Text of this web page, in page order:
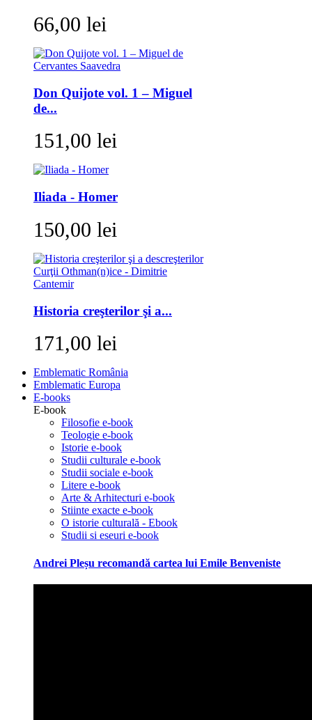
66,00 lei
Don Quijote vol. 1 – Miguel
de...
151,00 lei
Iliada - Homer
150,00 lei
Historia creşterilor şi a...
171,00 lei
Emblematic România
Emblematic Europa
E-books
E-book
Filosofie e-book
Teologie e-book
Istorie e-book
Studii culturale e-book
Studii sociale e-book
Litere e-book
Arte & Arhitecturi e-book
Stiinte exacte e-book
O istorie culturală - Ebook
Studii si eseuri e-book
Andrei Pleșu recomandă cartea lui Emile Benveniste